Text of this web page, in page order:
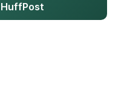
HuffPost